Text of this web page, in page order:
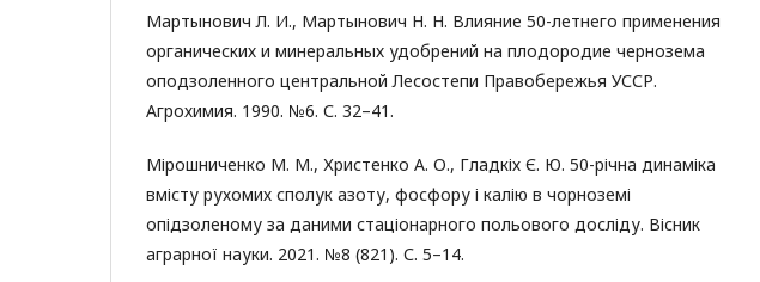
Мартынович Л. И., Мартынович Н. Н. Влияние 50-летнего применения
органических и минеральных удобрений на плодородие чернозема
оподзоленного центральной Лесостепи Правобережья УССР.
Агрохимия. 1990. №6. С. 32–41.
Мірошниченко М. М., Христенко А. О., Гладкіх Є. Ю. 50-річна динаміка
вмісту рухомих сполук азоту, фосфору і калію в чорноземі
опідзоленому за даними стаціонарного польового досліду. Вісник
аграрної науки. 2021. №8 (821). С. 5–14.